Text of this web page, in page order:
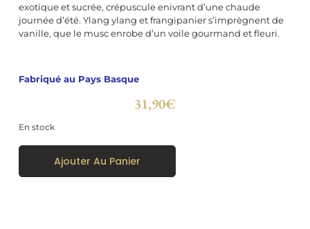
exotique et sucrée, crépuscule enivrant d’une chaude
journée d’été. Ylang ylang et frangipanier s’imprègnent de
vanille, que le musc enrobe d’un voile gourmand et fleuri.
Fabriqué au Pays Basque
31,90€
En stock
Ajouter Au Panier